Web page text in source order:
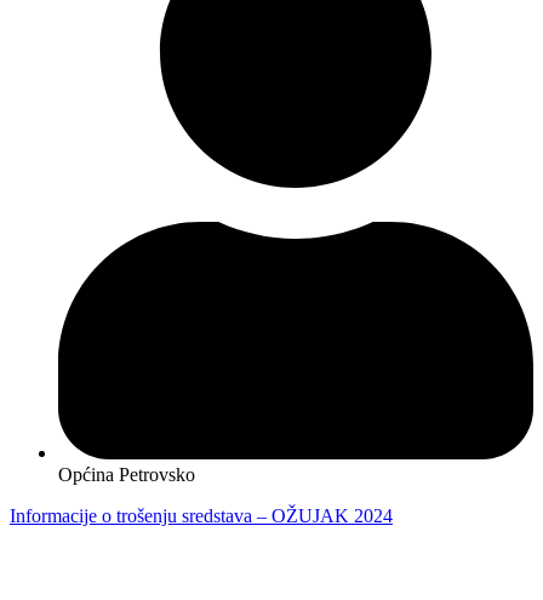
Općina Petrovsko
Informacije o trošenju sredstava – OŽUJAK 2024